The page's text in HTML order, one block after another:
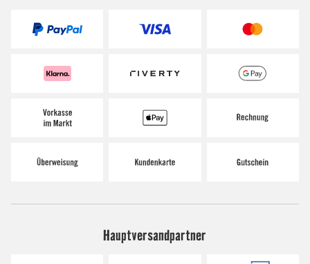
Hauptversandpartner